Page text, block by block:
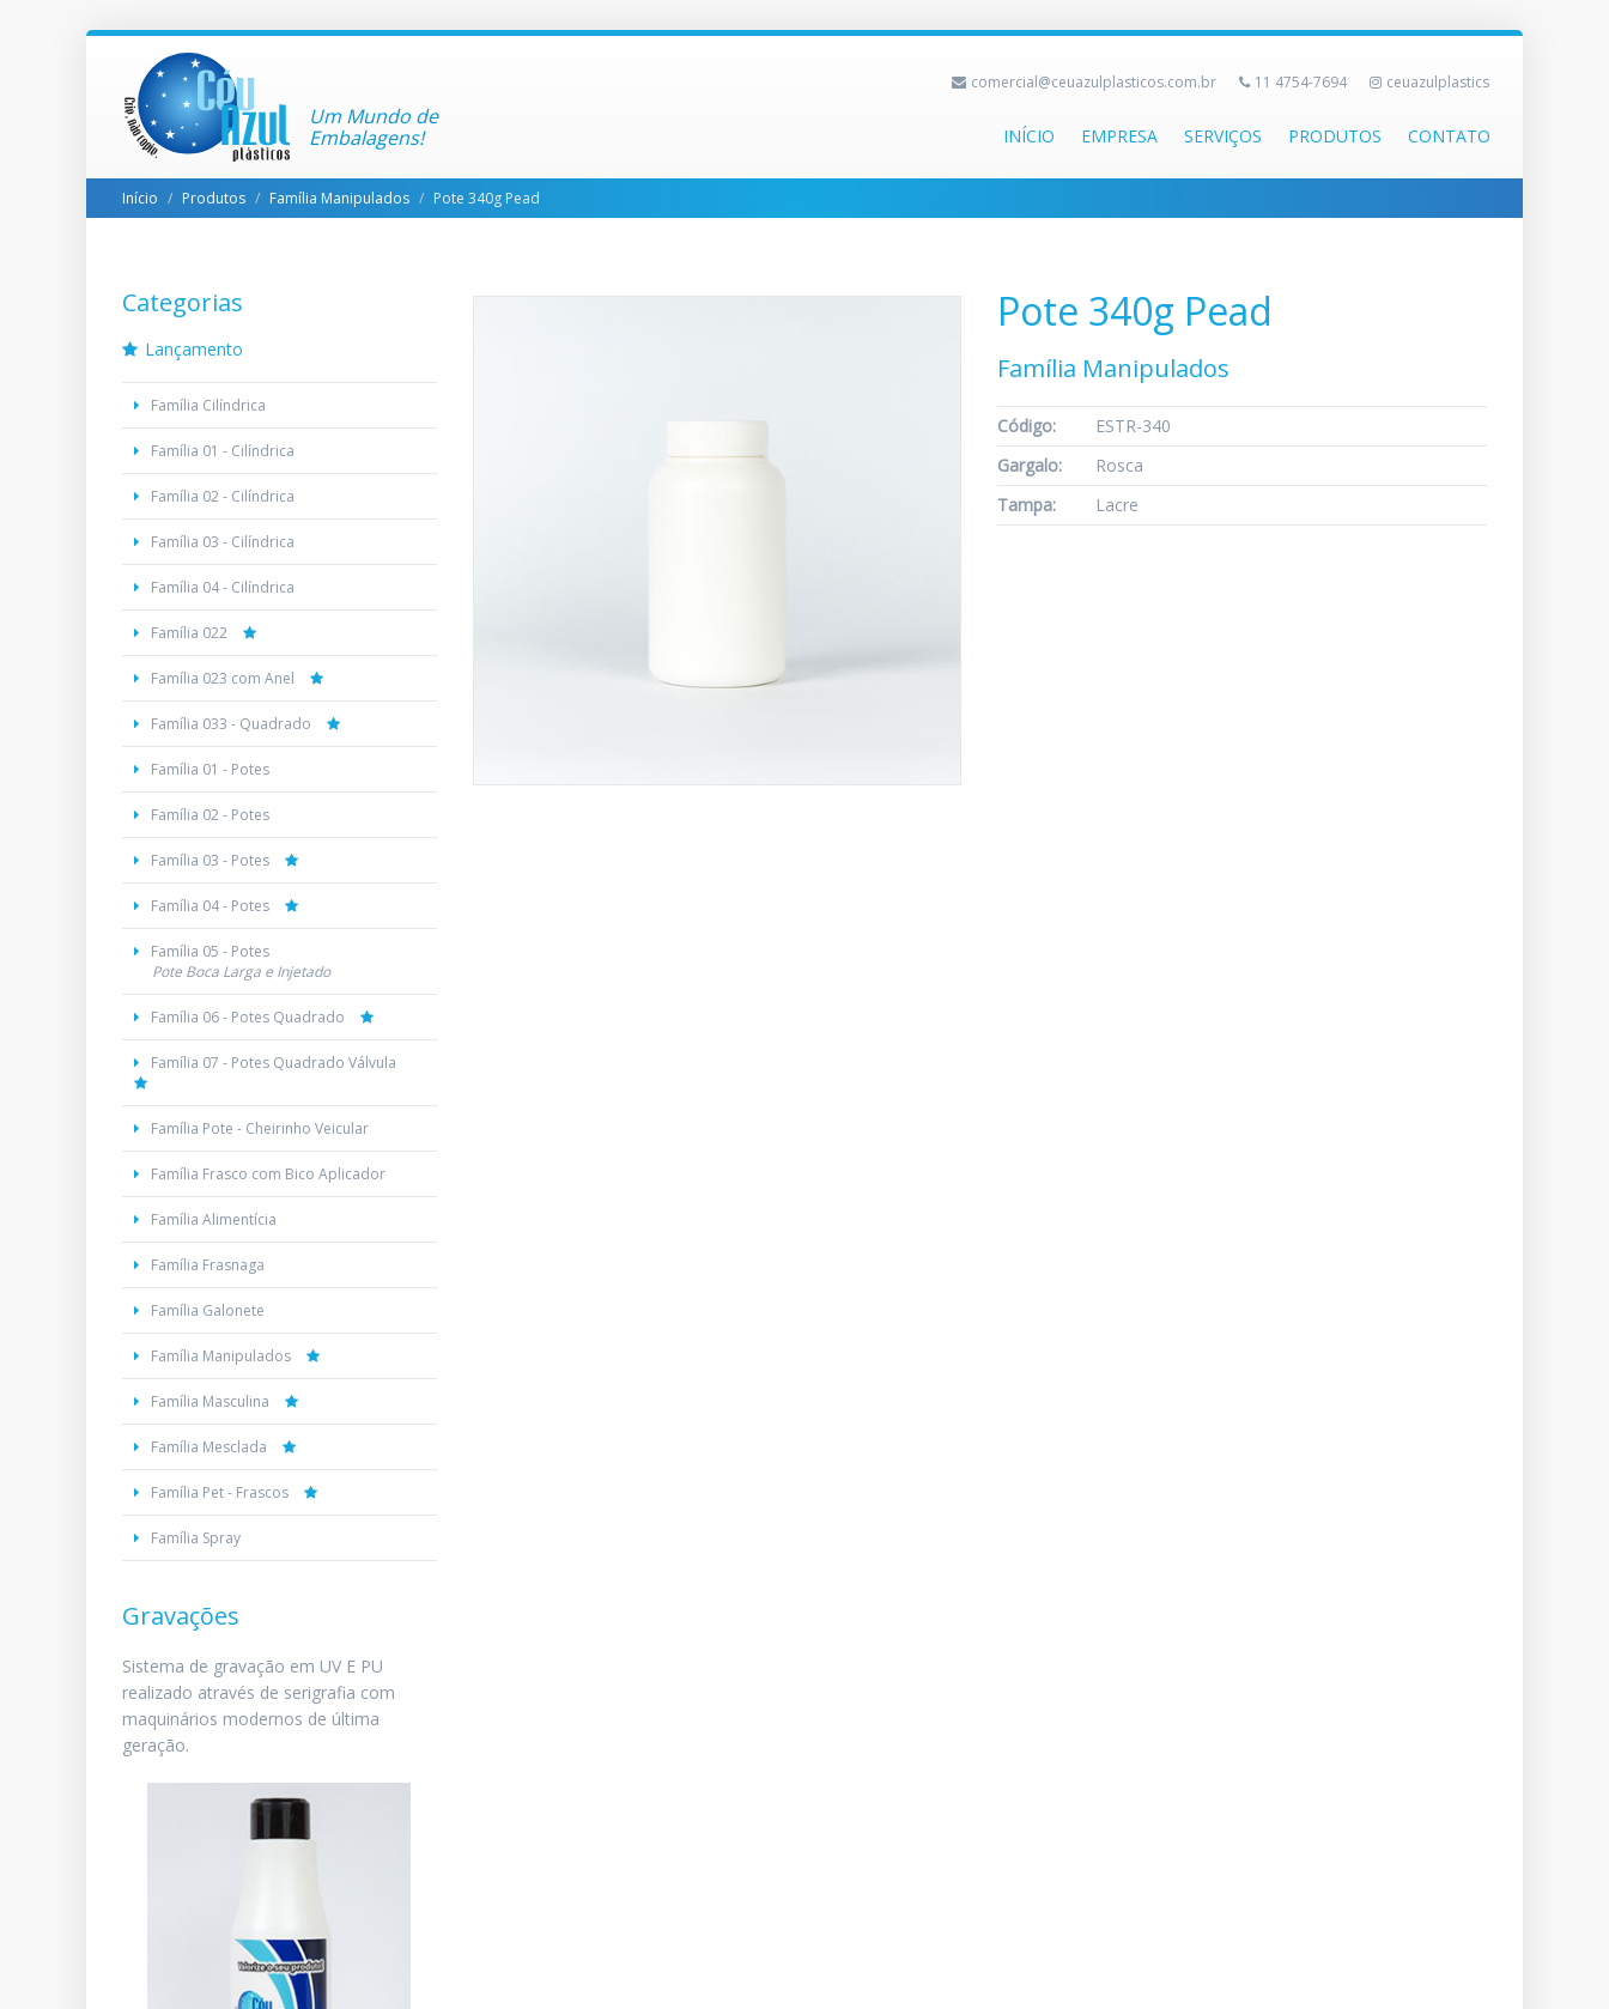
comercial@ceuazulplasticos.com.br 11 4754-7694 ceuazulplastics
Um Mundo de
Embalagens!
INÍCIO EMPRESA SERVIÇOS PRODUTOS CONTATO
Início Produtos Família Manipulados Pote 340g Pead
Pote 340g Pead
Família Manipulados
Código:
ESTR-340
Gargalo:
Rosca
Tampa:
Lacre
Categorias
Lançamento
Família Cilíndrica
Família 01 - Cilíndrica
Família 02 - Cilíndrica
Família 03 - Cilíndrica
Família 04 - Cilíndrica
Família 022
Família 023 com Anel
Família 033 - Quadrado
Família 01 - Potes
Família 02 - Potes
Família 03 - Potes
Família 04 - Potes
Família 05 - Potes
Pote Boca Larga e Injetado
Família 06 - Potes Quadrado
Família 07 - Potes Quadrado Válvula
Família Pote - Cheirinho Veicular
Família Frasco com Bico Aplicador
Família Alimentícia
Família Frasnaga
Família Galonete
Família Manipulados
Família Masculina
Família Mesclada
Família Pet - Frascos
Família Spray
Gravações
Sistema de gravação em UV E PU
realizado através de serigrafia com
maquinários modernos de última
geração.